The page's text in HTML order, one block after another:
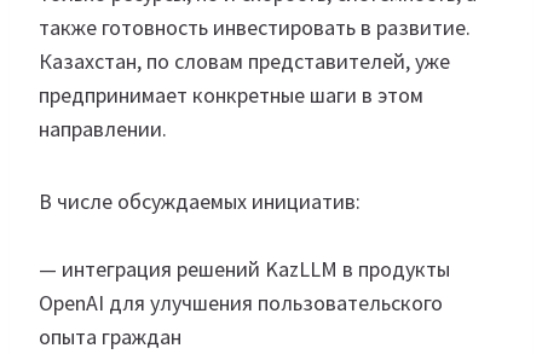
также готовность инвестировать в развитие.
Казахстан, по словам представителей, уже
предпринимает конкретные шаги в этом
направлении.
В числе обсуждаемых инициатив:
— интеграция решений KazLLM в продукты
OpenAI для улучшения пользовательского
опыта граждан